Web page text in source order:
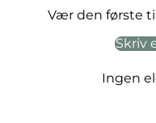
Vær den første
Skriv
Ingen